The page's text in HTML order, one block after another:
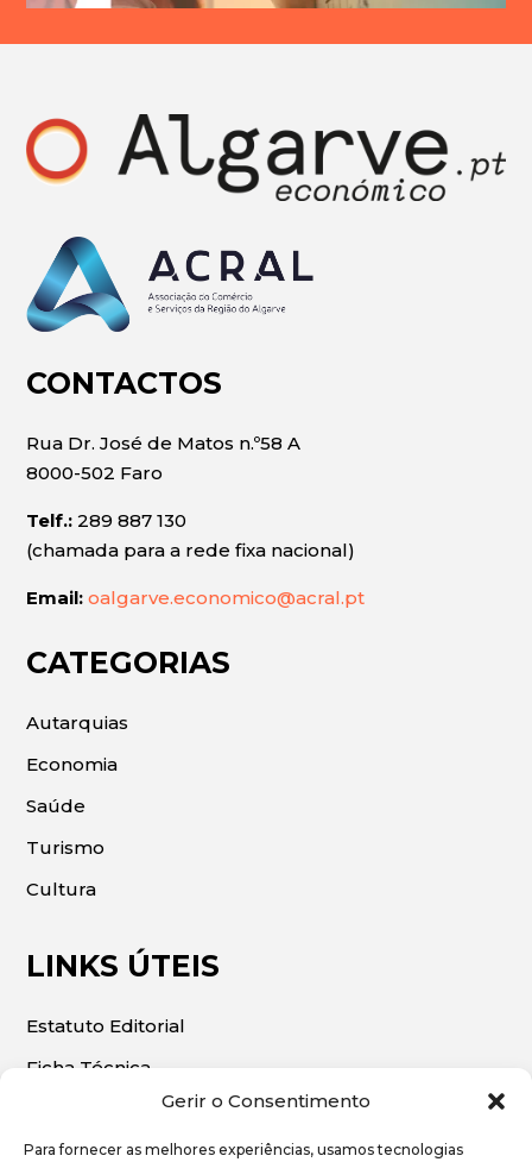
Gerir o Consentimento
Para fornecer as melhores experiências, usamos tecnologias
CONTACTOS
Rua Dr. José de Matos n.º58 A
8000-502 Faro
Telf.: 289 887 130
(chamada para a rede fixa nacional)
Email: oalgarve.economico@acral.pt
CATEGORIAS
Autarquias
Economia
Saúde
Turismo
Cultura
LINKS ÚTEIS
Estatuto Editorial
Ficha Técnica